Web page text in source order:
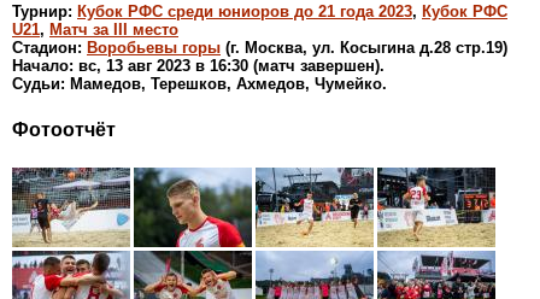
Турнир: Кубок РФС среди юниоров до 21 года 2023, Кубок РФС
U21, Матч за III место
Стадион: Воробьевы горы (г. Москва, ул. Косыгина д.28 стр.19)
Начало: вс, 13 авг 2023 в 16:30 (матч завершен).
Судьи: Мамедов, Терешков, Ахмедов, Чумейко.
Фотоотчёт